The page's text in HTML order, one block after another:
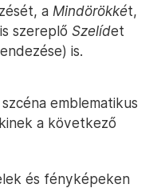
a Mindörökkét,
szereplő Szelídet
is.
emblematikus
a következő
és fényképeken